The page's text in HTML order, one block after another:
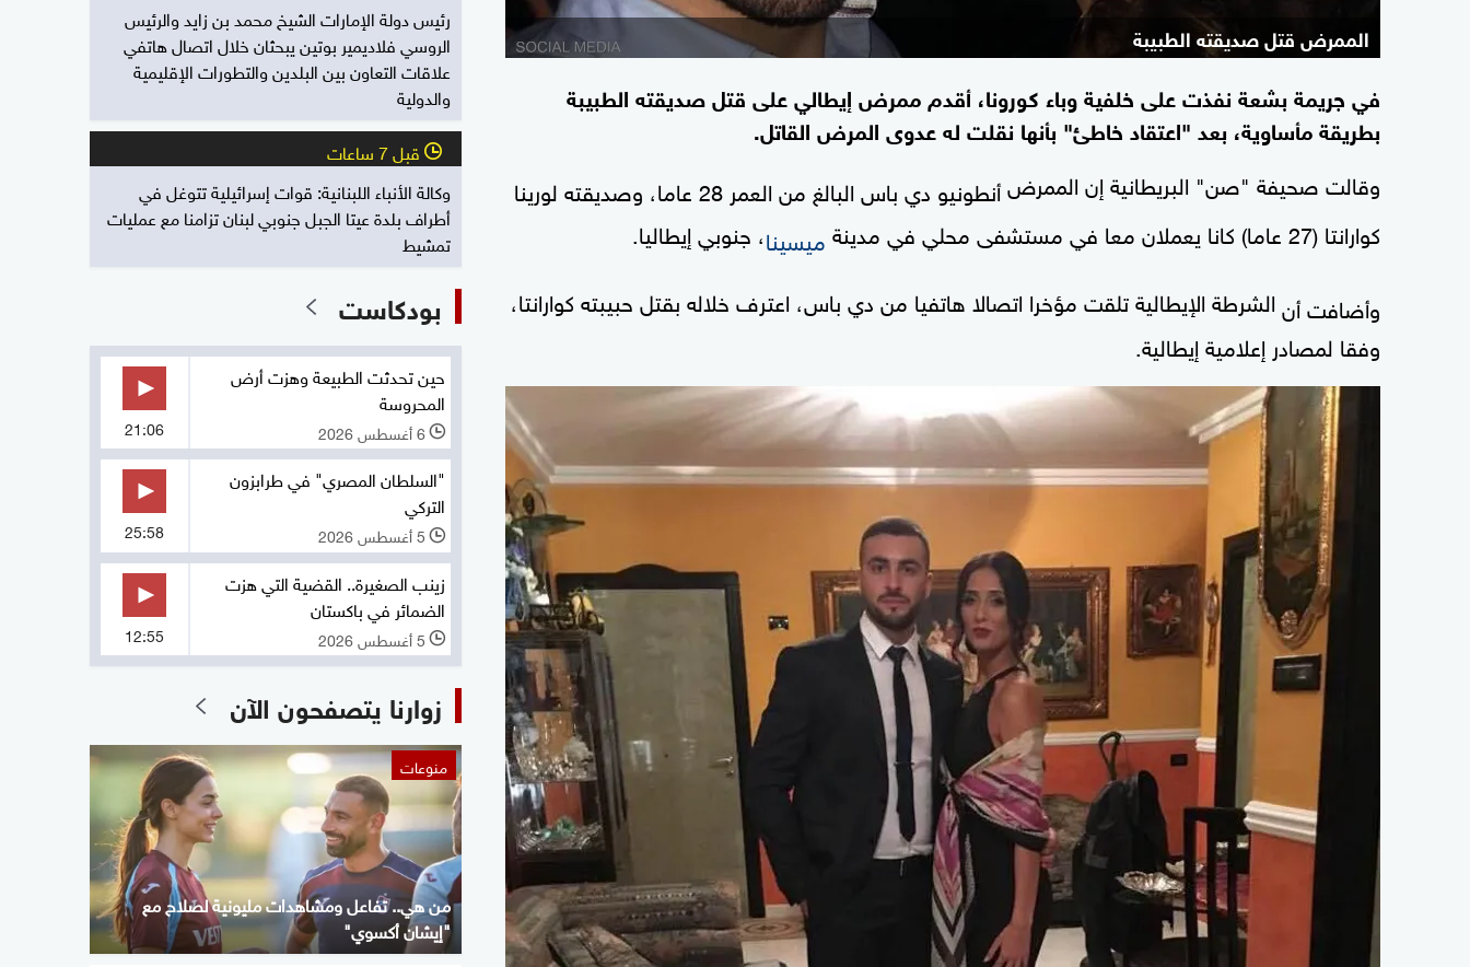
الممرض قتل صديقته الطبيبة
في جريمة بشعة نفذت على خلفية وباء كورونا، أقدم ممرض إيطالي على قتل صديقته الطبيبة
بطريقة مأساوية، بعد "اعتقاد خاطئ" بأنها نقلت له عدوى المرض القاتل.
وقالت صحيفة "صن" البريطانية إن الممرض
أنطونيو دي باس البالغ من العمر 28 عاما، وصديقته لورينا
كوارانتا (27 عاما) كانا يعملان معا في مستشفى محلي في مدينة
ميسينا، جنوبي إيطاليا.
وأضافت أن الشرطة الإيطالية تلقت مؤخرا اتصالا هاتفيا من دي باس، اعترف خلاله بقتل حبيبته كوارانتا،
وفقا لمصادر إعلامية إيطالية.
رئيس دولة الإمارات الشيخ محمد بن زايد والرئيس
الروسي فلاديمير بوتين يبحثان خلال اتصال هاتفي
علاقات التعاون بين البلدين والتطورات الإقليمية
والدولية
l قبل 7 ساعات
وكالة الأنباء اللبنانية: قوات إسرائيلية تتوغل في
أطراف بلدة عيتا الجبل جنوبي لبنان تزامنا مع عمليات
تمشيط
بودكاست
حين تحدثت الطبيعة وهزت أرض
المحروسة
l 6 أغسطس 2026 21:06
"السلطان المصري" في طرابزون
التركي
l 5 أغسطس 2026 25:58
زينب الصغيرة.. القضية التي هزت
الضمائر في باكستان
l 5 أغسطس 2026 12:55
زوارنا يتصفحون الآن
منوعات
من هي.. تفاعل ومشاهدات مليونية لصلاح مع
"إيشان أكسوي"